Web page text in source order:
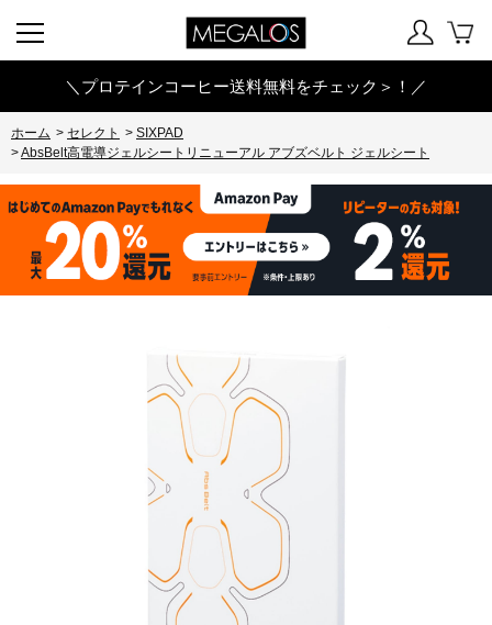
＼プロテインコーヒー送料無料をチェック＞！／
ホーム > セレクト > SIXPAD
>AbsBelt高電導ジェルシートリニューアル アブズベルト ジェルシート